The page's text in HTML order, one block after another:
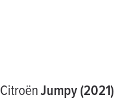
CitroënJumpy (2021)